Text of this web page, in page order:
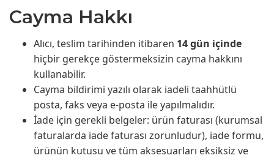
Cayma Hakkı
Alıcı, teslim tarihinden itibaren 14 gün içinde
hiçbir gerekçe göstermeksizin cayma hakkını
kullanabilir.
Cayma bildirimi yazılı olarak iadeli taahhütlü
posta, faks veya e-posta ile yapılmalıdır.
İade için gerekli belgeler: ürün faturası (kurumsal
faturalarda iade faturası zorunludur), iade formu,
ürünün kutusu ve tüm aksesuarları eksiksiz ve